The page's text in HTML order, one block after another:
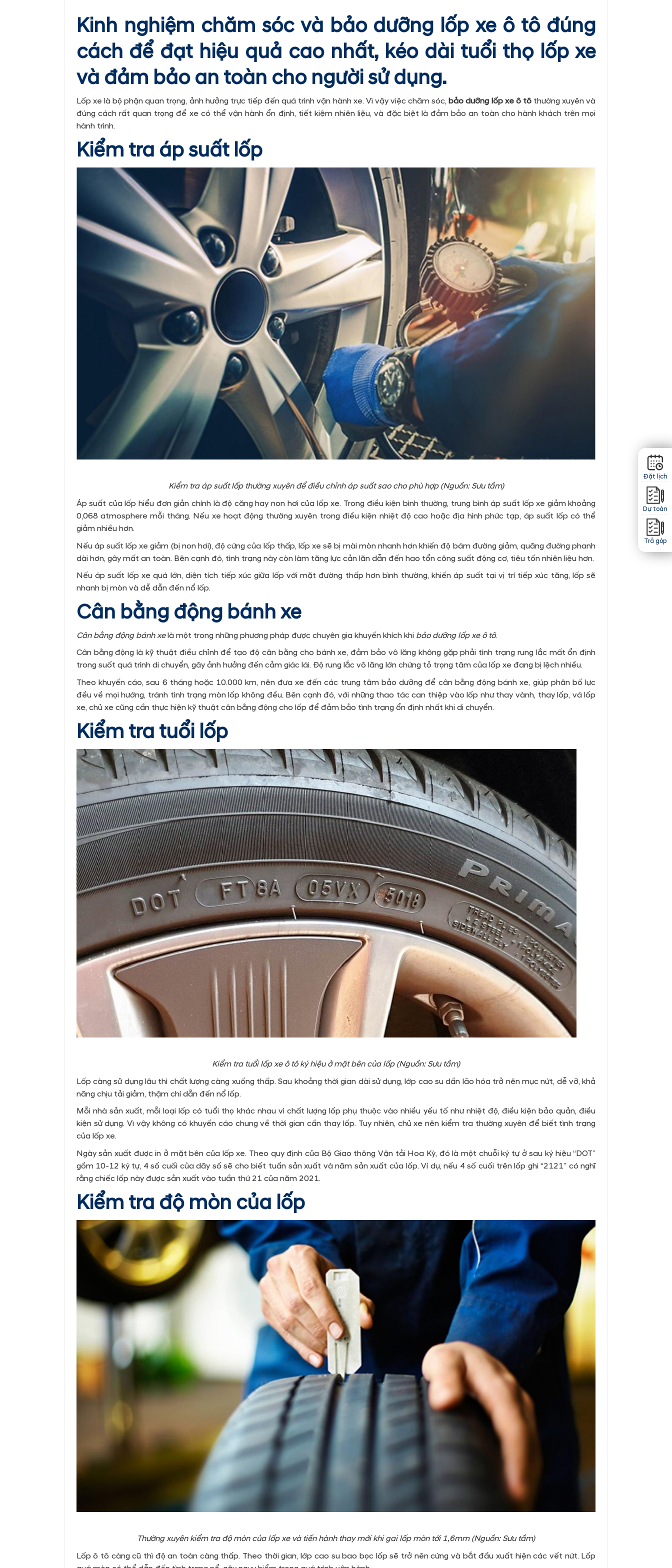
Kinh nghiệm chăm sóc và bảo dưỡng lốp xe ô tô đúng
cách để đạt hiệu quả cao nhất, kéo dài tuổi thọ lốp xe
và đảm bảo an toàn cho người sử dụng.
Lốp xe là bộ phận quan trọng, ảnh hưởng trực tiếp đến quá trình vận hành xe. Vì vậy việc chăm sóc,bảo dưỡng lốp xe ô tôthường xuyên và
đúng cách rất quan trọng để xe có thể vận hành ổn định, tiết kiệm nhiên liệu, và đặc biệt là đảm bảo an toàn cho hành khách trên mọi
hành trình.
Kiểm tra áp suất lốp
Kiểm tra áp suất lốp thường xuyên để điều chỉnh áp suất sao cho phù hợp (Nguồn: Sưu tầm)
Áp suất của lốp hiểu đơn giản chính là độ căng hay non hơi của lốp xe. Trong điều kiện bình thường, trung bình áp suất lốp xe giảm khoảng
0,068 atmosphere mỗi tháng. Nếu xe hoạt động thường xuyên trong điều kiện nhiệt độ cao hoặc địa hình phức tạp, áp suất lốp có thể
giảm nhiều hơn.
Nếu áp suất lốp xe giảm (bị non hơi), độ cứng của lốp thấp, lốp xe sẽ bị mài mòn nhanh hơn khiến độ bám đường giảm, quãng đường phanh
dài hơn, gây mất an toàn. Bên cạnh đó, tình trạng này còn làm tăng lực cản lăn dẫn đến hao tổn công suất động cơ, tiêu tốn nhiên liệu hơn.
Nếu áp suất lốp xe quá lớn, diện tích tiếp xúc giữa lốp với mặt đường thấp hơn bình thường, khiến áp suất tại vị trí tiếp xúc tăng, lốp sẽ
nhanh bị mòn và dễ dẫn đến nổ lốp.
Cân bằng động bánh xe
Cân bằng động bánh xelà một trong những phương pháp được chuyên gia khuyến khích khi bảo dưỡng lốp xe ô tô.
Cân bằng động là kỹ thuật điều chỉnh để tạo độ cân bằng cho bánh xe, đảm bảo vô lăng không gặp phải tình trạng rung lắc mất ổn định
trong suốt quá trình di chuyển, gây ảnh hưởng đến cảm giác lái. Độ rung lắc vô lăng lớn chứng tỏ trọng tâm của lốp xe đang bị lệch nhiều.
Theo khuyến cáo, sau 6 tháng hoặc 10.000 km, nên đưa xe đến các trung tâm bảo dưỡng để cân bằng động bánh xe, giúp phân bố lực
đều về mọi hướng, tránh tình trạng mòn lốp không đều. Bên cạnh đó, với những thao tác can thiệp vào lốp như thay vành, thay lốp, vá lốp
xe, chủ xe cũng cần thực hiện kỹ thuật cân bằng động cho lốp để đảm bảo tình trạng ổn định nhất khi di chuyển.
Kiểm tra tuổi lốp
Kiểm tra tuổi lốp xe ô tô ký hiệu ở mặt bên của lốp (Nguồn: Sưu tầm)
Lốp càng sử dụng lâu thì chất lượng càng xuống thấp. Sau khoảng thời gian dài sử dụng, lớp cao su dần lão hóa trở nên mục nứt, dễ vỡ, khả
năng chịu tải giảm, thậm chí dẫn đến nổ lốp.
Mỗi nhà sản xuất, mỗi loại lốp có tuổi thọ khác nhau vì chất lượng lốp phụ thuộc vào nhiều yếu tố như nhiệt độ, điều kiện bảo quản, điều
kiện sử dụng. Vì vậy không có khuyến cáo chung về thời gian cần thay lốp. Tuy nhiên, chủ xe nên kiểm tra thường xuyên để biết tình trạng
của lốp xe.
Ngày sản xuất được in ở mặt bên của lốp xe. Theo quy định của Bộ Giao thông Vận tải Hoa Kỳ, đó là một chuỗi ký tự ở sau ký hiệu “DOT”
gồm 10-12 ký tự, 4 số cuối của dãy số sẽ cho biết tuần sản xuất và năm sản xuất của lốp. Ví dụ, nếu 4 số cuối trên lốp ghi “2121” có nghĩ
rằng chiếc lốp này được sản xuất vào tuần thứ 21 của năm 2021.
Kiểm tra độ mòn của lốp
Thường xuyên kiểm tra độ mòn của lốp xe và tiến hành thay mới khi gai lốp mòn tới 1,6mm (Nguồn: Sưu tầm)
Lốp ô tô càng cũ thì độ an toàn càng thấp. Theo thời gian, lớp cao su bao bọc lốp sẽ trở nên cứng và bắt đầu xuất hiện các vết nứt. Lốp
Đặt lịch
Dự toán
Trả góp